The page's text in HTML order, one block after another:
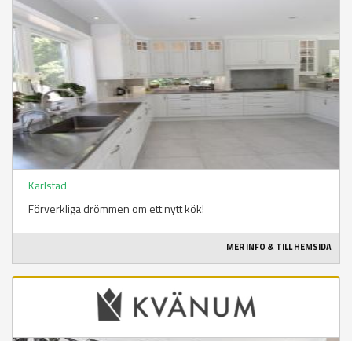
Karlstad
Förverkliga drömmen om ett nytt kök!
MER INFO & TILL HEMSIDA